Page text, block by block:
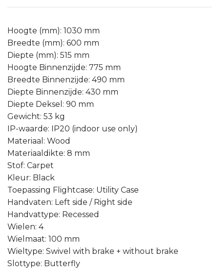
Hoogte (mm): 1030 mm
Breedte (mm): 600 mm
Diepte (mm): 515 mm
Hoogte Binnenzijde: 775 mm
Breedte Binnenzijde: 490 mm
Diepte Binnenzijde: 430 mm
Diepte Deksel: 90 mm
Gewicht: 53 kg
IP-waarde: IP20 (indoor use only)
Materiaal: Wood
Materiaaldikte: 8 mm
Stof: Carpet
Kleur: Black
Toepassing Flightcase: Utility Case
Handvaten: Left side / Right side
Handvattype: Recessed
Wielen: 4
Wielmaat: 100 mm
Wieltype: Swivel with brake + without brake
Slottype: Butterfly